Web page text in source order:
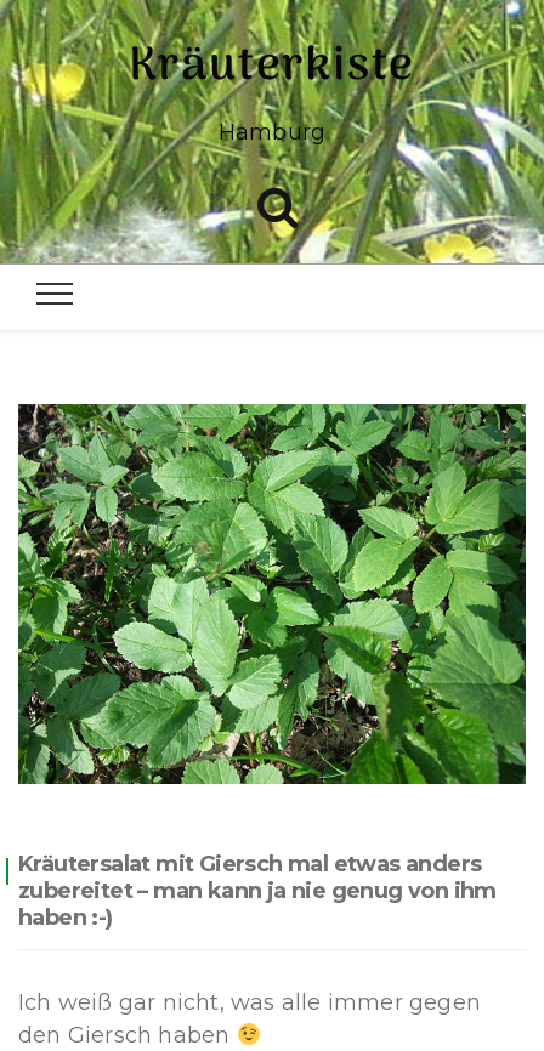
Kräuterkiste
Hamburg
Kräutersalat mit Giersch mal etwas anders
zubereitet – man kann ja nie genug von ihm
haben :-)
Ich weiß gar nicht, was alle immer gegen
den Giersch haben